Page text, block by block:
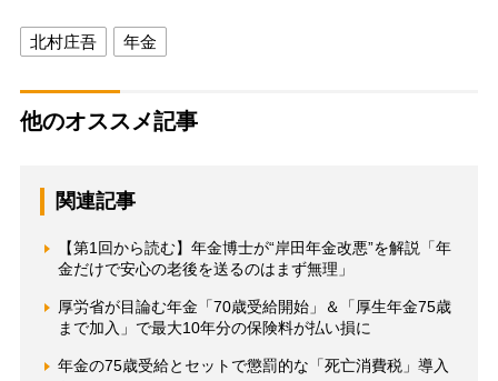
北村庄吾 年金
他のオススメ記事
関連記事
【第1回から読む】年金博士が“岸田年金改悪”を解説「年
金だけで安心の老後を送るのはまず無理」
厚労省が目論む年金「70歳受給開始」＆「厚生年金75歳
まで加入」で最大10年分の保険料が払い損に
年金の75歳受給とセットで懲罰的な「死亡消費税」導入